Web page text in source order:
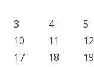
3
4 5
10
11 12
17
18 19